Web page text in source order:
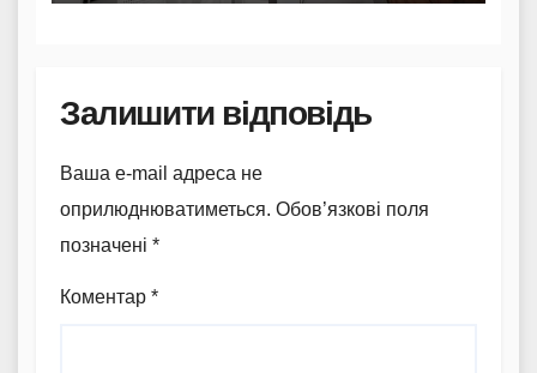
Залишити відповідь
Ваша e-mail адреса не
оприлюднюватиметься. Обов’язкові поля
позначені *
Коментар *